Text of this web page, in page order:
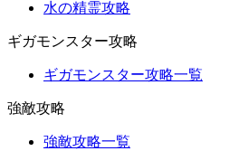
水の精霊攻略
ギガモンスター攻略
ギガモンスター攻略一覧
強敵攻略
強敵攻略一覧